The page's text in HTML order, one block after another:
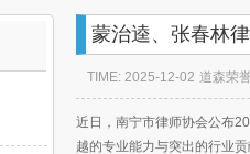
蒙治逵、张春林
TIME: 2025-12-02 道森荣
近日，南宁市律师协会公布
越的专业能力与突出的行业